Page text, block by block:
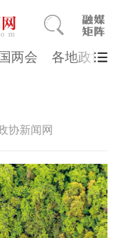
两会 各地政协
协新闻网